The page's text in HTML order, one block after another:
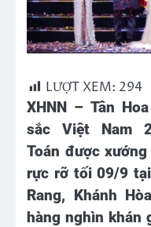
LƯỢT XEM: 294
XHNN – Tân
sắc Việt Nam
Toán được
rực rỡ tối09/9
Rang, Khánh
hàng nghìn khán